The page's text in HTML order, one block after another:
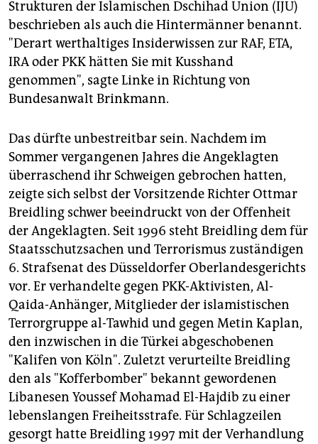
Strukturen der Islamischen Dschihad Union (IJU)
beschrieben als auch die Hintermänner benannt.
"Derart werthaltiges Insiderwissen zur RAF, ETA,
IRA oder PKK hätten Sie mit Kusshand
genommen", sagte Linke in Richtung von
Bundesanwalt Brinkmann.
Das dürfte unbestreitbar sein. Nachdem im
Sommer vergangenen Jahres die Angeklagten
überraschend ihr Schweigen gebrochen hatten,
zeigte sich selbst der Vorsitzende Richter Ottmar
Breidling schwer beeindruckt von der Offenheit
der Angeklagten. Seit 1996 steht Breidling dem für
Staatsschutzsachen und Terrorismus zuständigen
6. Strafsenat des Düsseldorfer Oberlandesgerichts
vor. Er verhandelte gegen PKK-Aktivisten, Al-
Qaida-Anhänger, Mitglieder der islamistischen
Terrorgruppe al-Tawhid und gegen Metin Kaplan,
den inzwischen in die Türkei abgeschobenen
"Kalifen von Köln". Zuletzt verurteilte Breidling
den als "Kofferbomber" bekannt gewordenen
Libanesen Youssef Mohamad El-Hajdib zu einer
lebenslangen Freiheitsstrafe. Für Schlagzeilen
gesorgt hatte Breidling 1997 mit der Verhandlung